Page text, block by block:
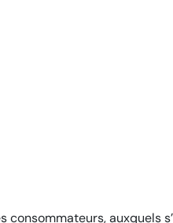
consommateurs, auxquels